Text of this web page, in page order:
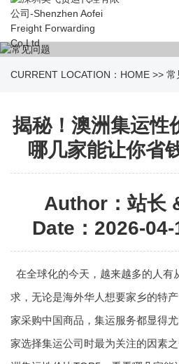
CURRENT LOCATION： HOME >> 常
揭秘！澳洲集运性
哪几家能让你省
Author：站长
Date：2026-
在全球化的今天，越来越多的人有
求，无论是海外华人想要家乡的特
家采购中国商品，集运服务都显得
家选择集运公司时最为关注的因素